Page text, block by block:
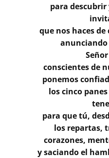
para descubrir
que nos haces
anunciando
Señor
conscientes de
ponemos
los cinco
para que tú,
los repartas,
corazones,
y saciando el